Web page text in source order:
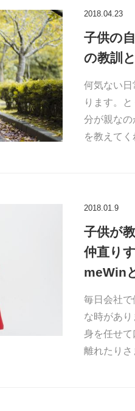
2018.04.23
子供の
の教訓
何気ない
ります。
分が親な
を教えて
2018.01.9
子供が
仲直り
meWin
毎日会社で
な時があ
身を任せて
離れたり